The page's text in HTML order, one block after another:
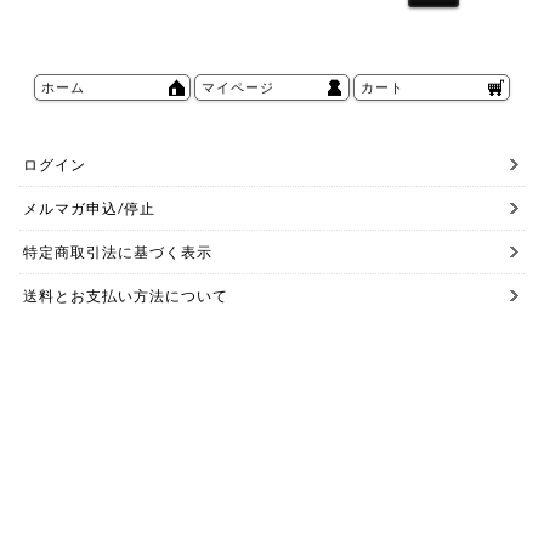
ホーム マイページ カート
ログイン
メルマガ申込/停止
特定商取引法に基づく表示
送料とお支払い方法について